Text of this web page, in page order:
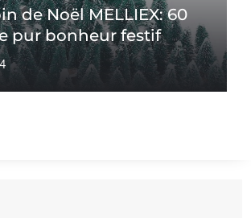
de Noël MELLIEX: 60
pur bonheur festif